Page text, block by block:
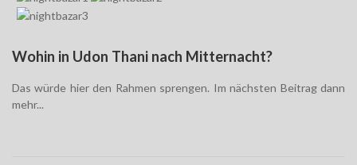
Wohin in Udon Thani nach Mitternacht?
Das würde hier den Rahmen sprengen. Im nächsten Beitrag dann
mehr...